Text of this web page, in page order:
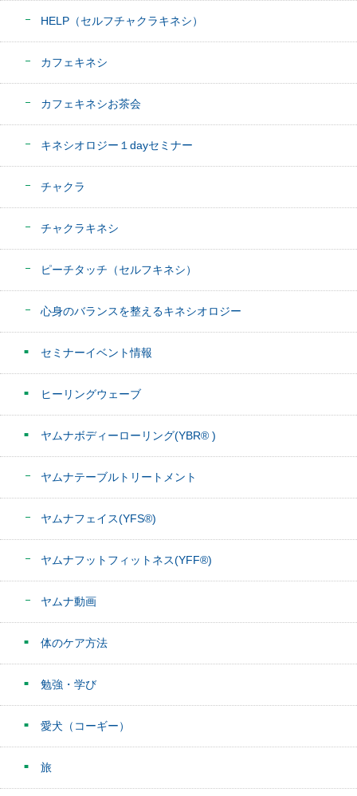
HELP（セルフチャクラキネシ）
カフェキネシ
カフェキネシお茶会
キネシオロジー１dayセミナー
チャクラ
チャクラキネシ
ピーチタッチ（セルフキネシ）
心身のバランスを整えるキネシオロジー
セミナーイベント情報
ヒーリングウェーブ
ヤムナボディーローリング(YBR® )
ヤムナテーブルトリートメント
ヤムナフェイス(YFS®)
ヤムナフットフィットネス(YFF®)
ヤムナ動画
体のケア方法
勉強・学び
愛犬（コーギー）
旅